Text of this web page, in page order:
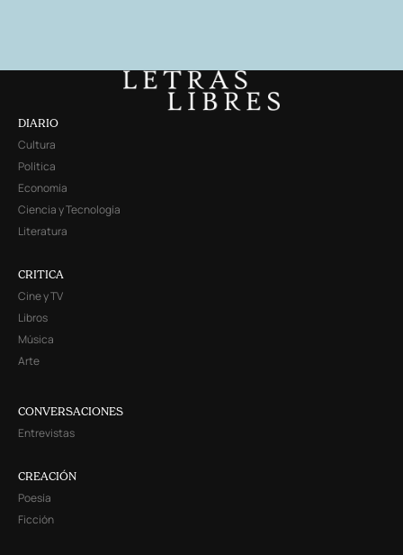
DIARIO
Cultura
Política
Economía
Ciencia y Tecnología
Literatura
CRITICA
Cine y TV
Libros
Música
Arte
CONVERSACIONES
Entrevistas
CREACIÓN
Poesía
Ficción